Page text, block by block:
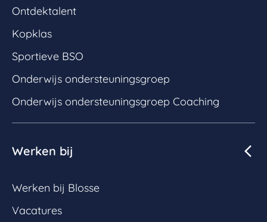
Ontdektalent
Kopklas
Sportieve BSO
Onderwijs ondersteuningsgroep
Onderwijs ondersteuningsgroep Coaching
Werken bij
Werken bij Blosse
Vacatures